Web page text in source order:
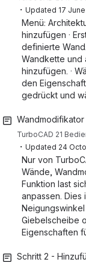
・ Updated 17
Menü:
hinzufügen ·
definierte
Wandkette und
hinzufügen. ·
den
gedrückt und
Wandmodifikator
・ Updated 24
Nur von
Wände,
Funktion last
anpassen.
Giebelscheibe
Eigenschaften
Schritt 2 -